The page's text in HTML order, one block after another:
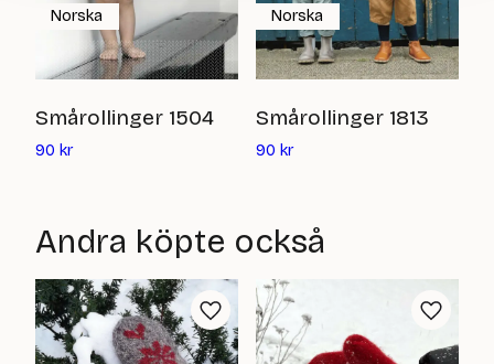
Smårollinger 1504
90 krDet
90
Norska
Smårollinger 1813
90 krDet
90
Norska
Andra köpte också